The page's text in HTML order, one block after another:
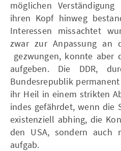
möglichen
ihren Kopf hinweg
Interessen missachtet
zwar zur Anpassung an
gezwungen, konnte
aufgeben. Die DDR,
Bundesrepublik
ihr Heil in einem strikten
indes gefährdet, wenn die
existenziell abhing, die
den USA, sondern auch
aufgab.